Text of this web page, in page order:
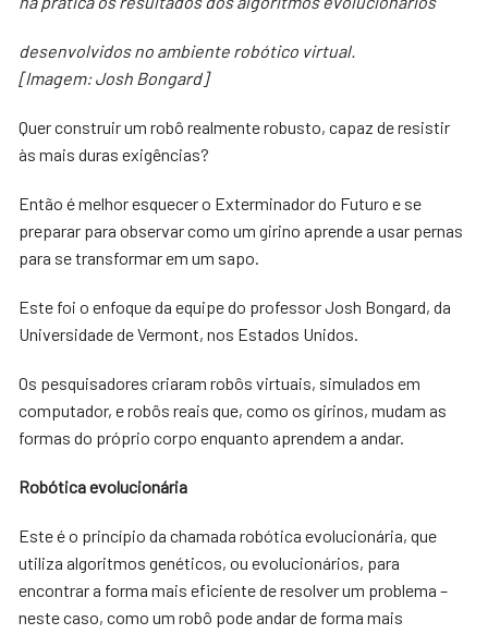
desenvolvidos no ambiente robótico virtual.
[Imagem: Josh Bongard]
Quer construir um robô realmente robusto, capaz de resistir
às mais duras exigências?
Então é melhor esquecer o Exterminador do Futuro e se
preparar para observar como um girino aprende a usar pernas
para se transformar em um sapo.
Este foi o enfoque da equipe do professor Josh Bongard, da
Universidade de Vermont, nos Estados Unidos.
Os pesquisadores criaram robôs virtuais, simulados em
computador, e robôs reais que, como os girinos, mudam as
formas do próprio corpo enquanto aprendem a andar.
Robótica evolucionária
Este é o princípio da chamada robótica evolucionária, que
utiliza algoritmos genéticos, ou evolucionários, para
encontrar a forma mais eficiente de resolver um problema –
neste caso, como um robô pode andar de forma mais